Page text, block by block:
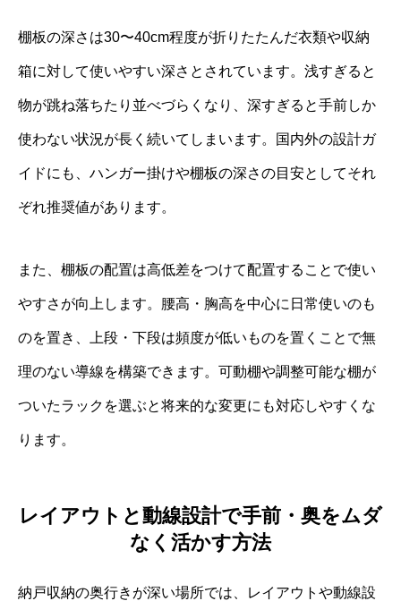
棚板の深さは30〜40cm程度が折りたたんだ衣類や収納
箱に対して使いやすい深さとされています。浅すぎると
物が跳ね落ちたり並べづらくなり、深すぎると手前しか
使わない状況が長く続いてしまいます。国内外の設計ガ
イドにも、ハンガー掛けや棚板の深さの目安としてそれ
ぞれ推奨値があります。
また、棚板の配置は高低差をつけて配置することで使い
やすさが向上します。腰高・胸高を中心に日常使いのも
のを置き、上段・下段は頻度が低いものを置くことで無
理のない導線を構築できます。可動棚や調整可能な棚が
ついたラックを選ぶと将来的な変更にも対応しやすくな
ります。
レイアウトと動線設計で手前・奥をムダ
なく活かす方法
納戸収納の奥行きが深い場所では、レイアウトや動線設